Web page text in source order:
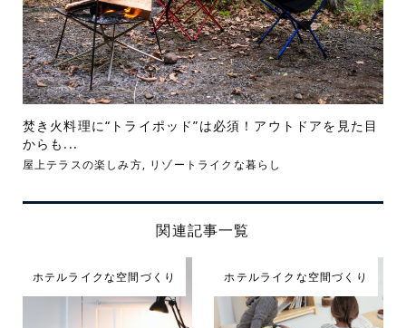
焚き火料理に“トライポッド”は必須！アウトドアを見た目
からも...
屋上テラスの楽しみ方, リゾートライクな暮らし
関連記事一覧
ホテルライクな空間づくり ホテルライクな空間づくり